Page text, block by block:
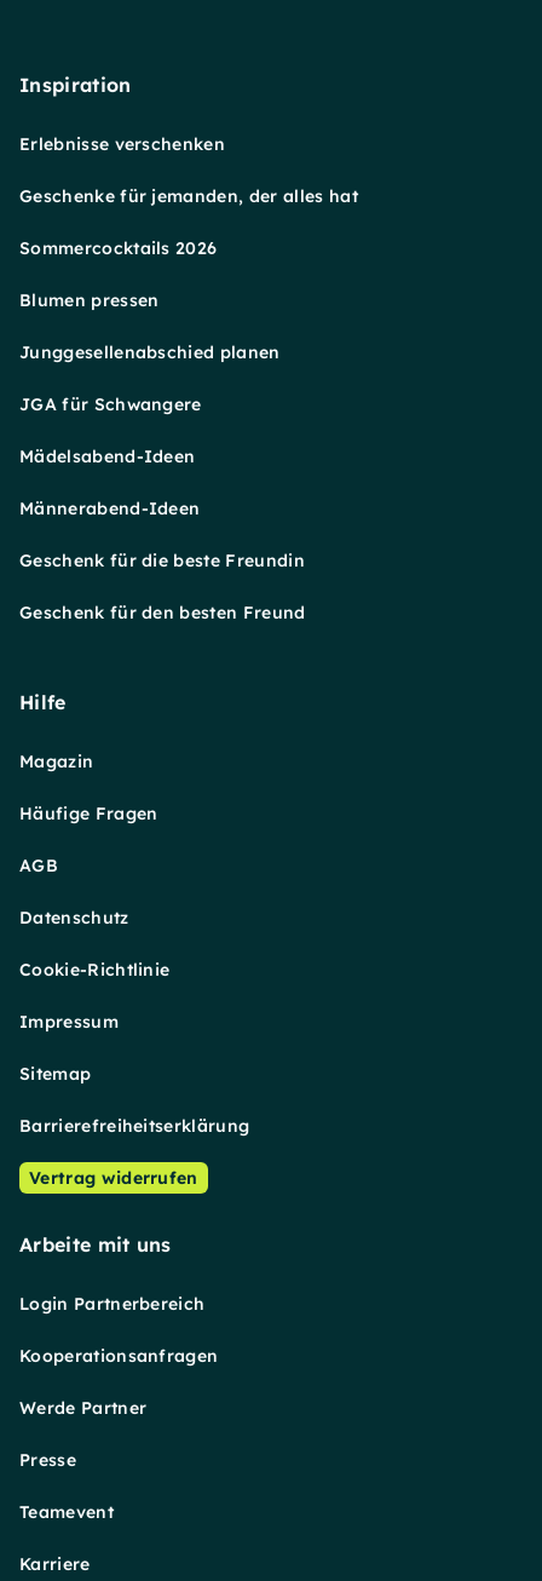
Inspiration
Erlebnisse verschenken
Geschenke für jemanden, der alles hat
Sommercocktails 2026
Blumen pressen
Junggesellenabschied planen
JGA für Schwangere
Mädelsabend-Ideen
Männerabend-Ideen
Geschenk für die beste Freundin
Geschenk für den besten Freund
Hilfe
Magazin
Häufige Fragen
AGB
Datenschutz
Cookie-Richtlinie
Impressum
Sitemap
Barrierefreiheitserklärung
Vertrag widerrufen
Arbeite mit uns
Login Partnerbereich
Kooperationsanfragen
Werde Partner
Presse
Teamevent
Karriere